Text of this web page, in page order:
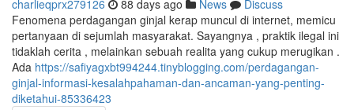
charlieqprx279126 88 days ago News
Discuss
Fenomena perdagangan ginjal kerap muncul di internet, memicu
pertanyaan di sejumlah masyarakat. Sayangnya , praktik ilegal ini
tidaklah cerita , melainkan sebuah realita yang cukup merugikan .
Ada https://safiyagxbt994244.tinyblogging.com/perdagangan-
ginjal-informasi-kesalahpahaman-dan-ancaman-yang-penting-
diketahui-85336423